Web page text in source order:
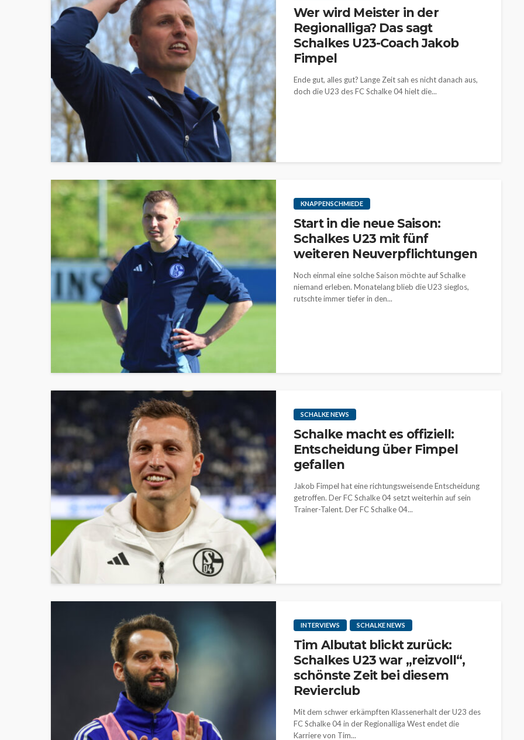
Wer wird Meister in der
Regionalliga? Das sagt
Schalkes U23-Coach Jakob
Fimpel
Ende gut, alles gut? Lange Zeit sah es nicht danach aus,
doch die U23 des FC Schalke 04 hielt die...
KNAPPENSCHMIEDE
Start in die neue Saison:
Schalkes U23 mit fünf
weiteren Neuverpflichtungen
Noch einmal eine solche Saison möchte auf Schalke
niemand erleben. Monatelang blieb die U23 sieglos,
rutschte immer tiefer in den...
SCHALKE NEWS
Schalke macht es offiziell:
Entscheidung über Fimpel
gefallen
Jakob Fimpel hat eine richtungsweisende Entscheidung
getroffen. Der FC Schalke 04 setzt weiterhin auf sein
Trainer-Talent. Der FC Schalke 04...
INTERVIEWS SCHALKE NEWS
Tim Albutat blickt zurück:
Schalkes U23 war „reizvoll“,
schönste Zeit bei diesem
Revierclub
Mit dem schwer erkämpften Klassenerhalt der U23 des
FC Schalke 04 in der Regionalliga West endet die
Karriere von Tim...